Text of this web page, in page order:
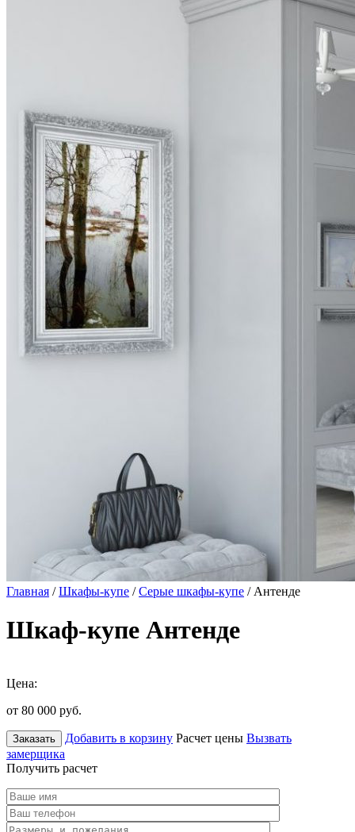
Главная /Шкафы-купе /Серые шкафы-купе / Антенде
Шкаф-купе Антенде
Цена:
от 80 000 руб.
Заказать Добавить в корзину Расчет цены Вызвать
замерщика
Получить расчет